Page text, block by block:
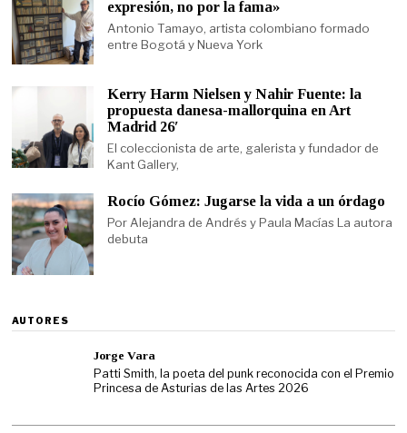
expresión, no por la fama»
Antonio Tamayo, artista colombiano formado
entre Bogotá y Nueva York
Kerry Harm Nielsen y Nahir Fuente: la
propuesta danesa-mallorquina en Art
Madrid 26′
El coleccionista de arte, galerista y fundador de
Kant Gallery,
Rocío Gómez: Jugarse la vida a un órdago
Por Alejandra de Andrés y Paula Macías La autora
debuta
AUTORES
Jorge Vara
Patti Smith, la poeta del punk reconocida con el Premio
Princesa de Asturias de las Artes 2026